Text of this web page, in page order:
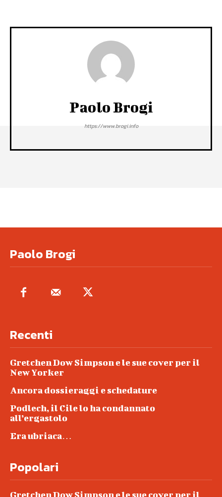
Paolo Brogi
https://www.brogi.info
Paolo Brogi
Recenti
Gretchen Dow Simpson e le sue cover per il
New Yorker
Ancora dossieraggi e schedature
Podlech, il Cile lo ha condannato
all’ergastolo
Era ubriaca…
Popolari
Gretchen Dow Simpson e le sue cover per il